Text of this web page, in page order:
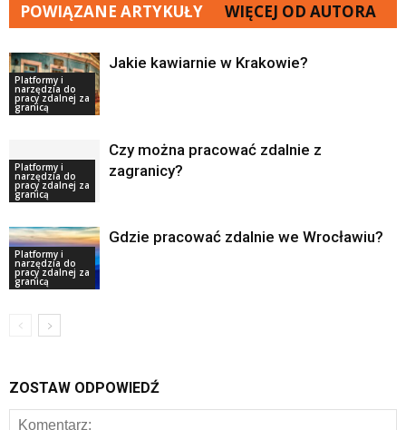
POWIĄZANE ARTYKUŁY WIĘCEJ OD AUTORA
Platformy i
narzędzia do
pracy zdalnej za
granicą
Jakie kawiarnie w Krakowie?
Platformy i
narzędzia do
pracy zdalnej za
granicą
Czy można pracować zdalnie z
zagranicy?
Platformy i
narzędzia do
pracy zdalnej za
granicą
Gdzie pracować zdalnie we Wrocławiu?
ZOSTAW ODPOWIEDŹ